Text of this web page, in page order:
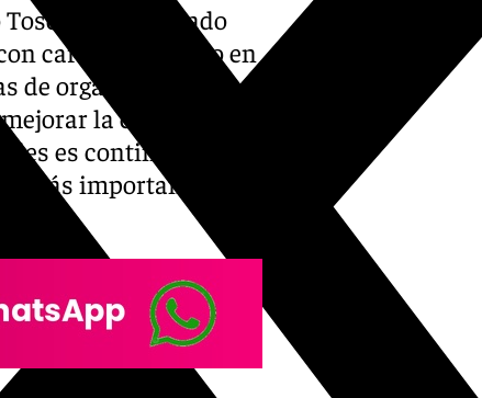
Toscano ha visitado
carácter pionero en
de organización
la calidad del
es continua porque
más importantes del